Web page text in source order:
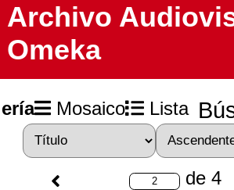
Archivo
Omeka
Mosaico Lista
de 4